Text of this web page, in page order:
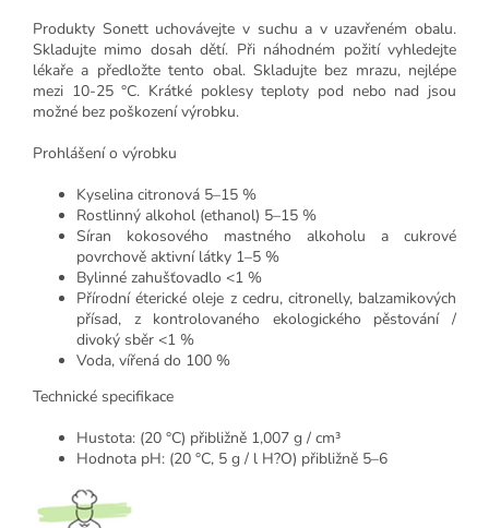
Produkty Sonett uchovávejte v suchu a v uzavřeném obalu.
Skladujte mimo dosah dětí. Při náhodném požití vyhledejte
lékaře a předložte tento obal. Skladujte bez mrazu, nejlépe
mezi 10-25 °C. Krátké poklesy teploty pod nebo nad jsou
možné bez poškození výrobku.
Prohlášení o výrobku
Kyselina citronová 5–15 %
Rostlinný alkohol (ethanol) 5–15 %
Síran kokosového mastného alkoholu a cukrové
povrchově aktivní látky 1–5 %
Bylinné zahušťovadlo <1 %
Přírodní éterické oleje z cedru, citronelly, balzamikových
přísad, z kontrolovaného ekologického pěstování /
divoký sběr <1 %
Voda, vířená do 100 %
Technické specifikace
Hustota: (20 °C) přibližně 1,007 g / cm³
Hodnota pH: (20 °C, 5 g / l H?O) přibližně 5–6